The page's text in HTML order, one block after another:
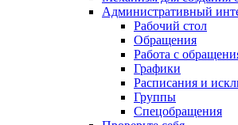
Административный
Рабочий стол
Обращения
Работа с
Графики
Расписания и
Группы
Спецобращения